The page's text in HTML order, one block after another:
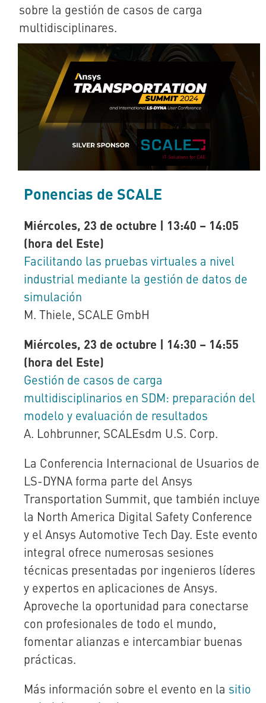
sobre la gestión de casos de carga
multidisciplinares.
Ponencias de SCALE
Miércoles, 23 de octubre | 13:40 – 14:05
(hora del Este)
Facilitando las pruebas virtuales a nivel
industrial mediante la gestión de datos de
simulación
M. Thiele, SCALE GmbH
Miércoles, 23 de octubre | 14:30 – 14:55
(hora del Este)
Gestión de casos de carga
multidisciplinarios en SDM: preparación del
modelo y evaluación de resultados
A. Lohbrunner, SCALEsdm U.S. Corp.
La Conferencia Internacional de Usuarios de
LS-DYNA forma parte del Ansys
Transportation Summit, que también incluye
la North America Digital Safety Conference
y el Ansys Automotive Tech Day. Este evento
integral ofrece numerosas sesiones
técnicas presentadas por ingenieros líderes
y expertos en aplicaciones de Ansys.
Aproveche la oportunidad para conectarse
con profesionales de todo el mundo,
fomentar alianzas e intercambiar buenas
prácticas.
Más información sobre el evento en la sitio